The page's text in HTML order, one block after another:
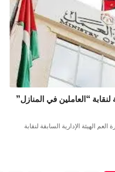
“العاملين في المنازل”
الإدارية السابقة لنقابة